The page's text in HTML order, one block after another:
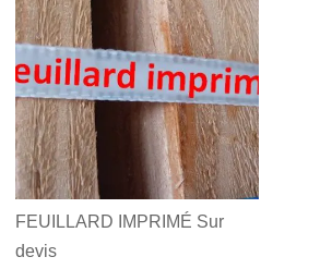
FEUILLARD IMPRIMÉ Sur
devis